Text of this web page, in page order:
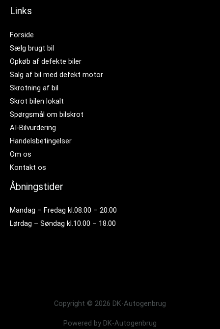
Links
Forside
Sælg brugt bil
Opkøb af defekte biler
Salg af bil med defekt motor
Skrotning af bil
Skrot bilen lokalt
Spørgsmål om bilskrot
AI-Bilvurdering
Handelsbetingelser
Om os
Kontakt os
Åbningstider
Mandag – Fredag kl.08.00 – 20.00
Lørdag – Søndag kl.10.00 – 18.00
Copyright © 2026 DK-Autogenbrug
Powered by DK-Autogenbrug